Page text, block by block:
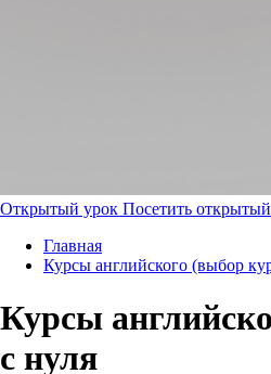
Открытый урок Посетить
Главная
Курсы английского (выбор
Курсы
с нуля